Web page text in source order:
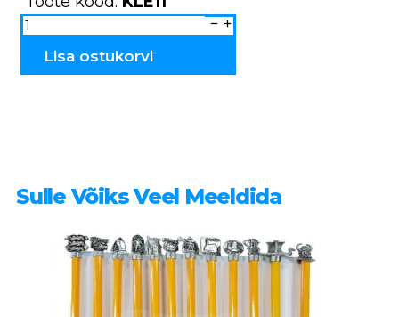
Kleebis
figuurne
puidust
Lisa ostukorvi
Sulle Võiks Veel Meeldida